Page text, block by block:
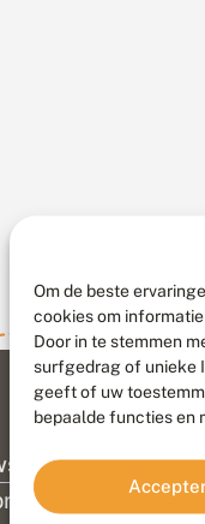
Om de beste
cookies om
Door in te stemmen
surfgedrag of unieke
geeft of uw
bepaalde functies en
Colofon
Disclaimer